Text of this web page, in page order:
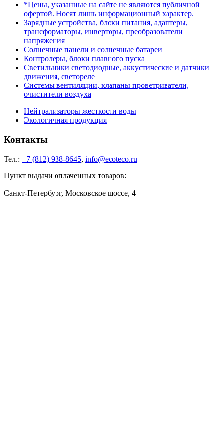
*Цены, указанные на сайте не являются публичной
офертой. Носят лишь информационный характер.
Зарядные устройства, блоки питания, адаптеры,
трансформаторы, инверторы, преобразователи
напряжения
Солнечные панели и солнечные батареи
Контролеры, блоки плавного пуска
Светильники светодиодные, аккустические и датчики
движения, светореле
Системы вентиляции, клапаны проветриватели,
очистители воздуха
Нейтрализаторы жесткости воды
Экологичная продукция
Контакты
Тел.: +7 (812) 938-8645, info@ecoteco.ru
Пункт выдачи оплаченных товаров:
Санкт-Петербург, Московское шоссе, 4